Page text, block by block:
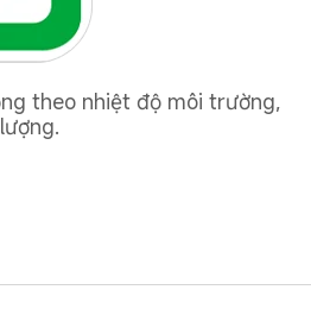
theo nhiệt độ môi trường,